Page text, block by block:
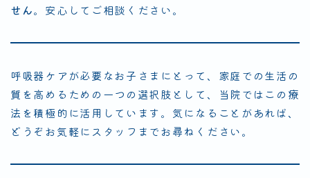
せん。安心してご相談ください。
呼吸器ケアが必要なお子さまにとって、家庭での生活の
質を高めるための一つの選択肢として、当院ではこの療
法を積極的に活用しています。気になることがあれば、
どうぞお気軽にスタッフまでお尋ねください。